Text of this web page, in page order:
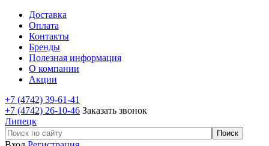
Доставка
Оплата
Контакты
Бренды
Полезная информация
О компании
Акции
+7 (4742) 39-61-41
+7 (4742) 26-10-46 Заказать звонок
Липецк